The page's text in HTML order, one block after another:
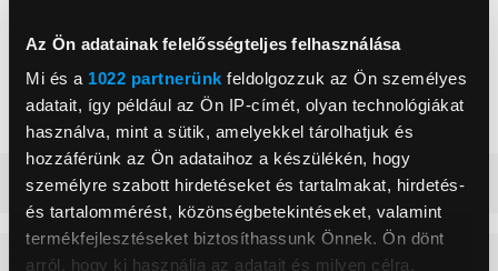
Az Ön adatainak felelősségteljes felhasználása
Mi és a 1022 partnerünk feldolgozzuk az Ön személyes
adatait, így például az Ön IP-címét, olyan technológiákat
használva, mint a sütik, amelyekkel tárolhatjuk és
hozzáférünk az Ön adataihoz a készülékén, hogy
személyre szabott hirdetéseket és tartalmakat, hirdetés-
és tartalommérést, közönségbetekintéseket, valamint
termékfejlesztéseket biztosíthassunk Önnek. Ön dönt
arról, hogy ki használja az adatait és milyen célra.
Mobiltelefon tok típusa
Hátlap
Szín
Fekete
Mobiltok anyaga
TPU
Részletes ismertető
Vásárlói vélemények(0)